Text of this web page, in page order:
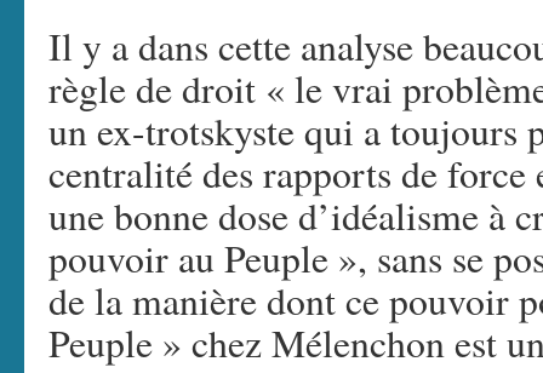
Il y a dans cette analyse
règle de droit « le vrai
un ex-trotskyste qui a toujours
centralité des rapports de
une bonne dose d’idéalisme à
pouvoir au Peuple », sans se
de la manière dont ce pouvoir
Peuple » chez Mélenchon est